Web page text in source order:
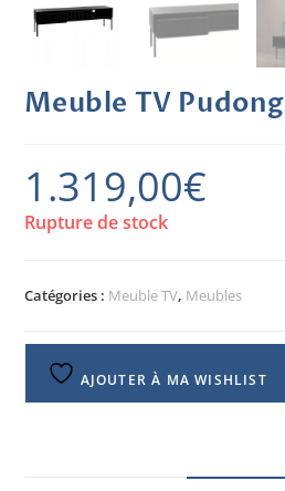
Meuble TV Pudong
1.319,00€
Rupture de stock
Catégories : Meuble TV, Meubles
AJOUTER À MA WISHLIST